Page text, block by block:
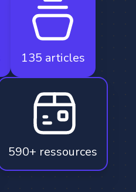
135 articles
590+ ressources